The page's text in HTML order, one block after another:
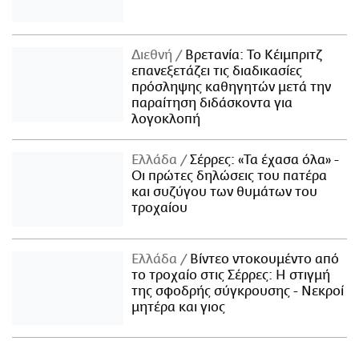
Διεθνή
Βρετανία: Το Κέιμπριτζ
επανεξετάζει τις διαδικασίες
πρόσληψης καθηγητών μετά την
παραίτηση διδάσκοντα για
λογοκλοπή
Ελλάδα
Σέρρες: «Τα έχασα όλα» -
Οι πρώτες δηλώσεις του πατέρα
και συζύγου των θυμάτων του
τροχαίου
Ελλάδα
Βίντεο ντοκουμέντο από
το τροχαίο στις Σέρρες: Η στιγμή
της σφοδρής σύγκρουσης - Νεκροί
μητέρα και γιος